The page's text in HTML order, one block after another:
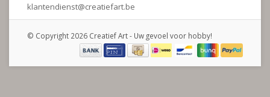
klantendienst@creatiefart.be
© Copyright 2026 Creatief Art - Uw gevoel voor hobby!